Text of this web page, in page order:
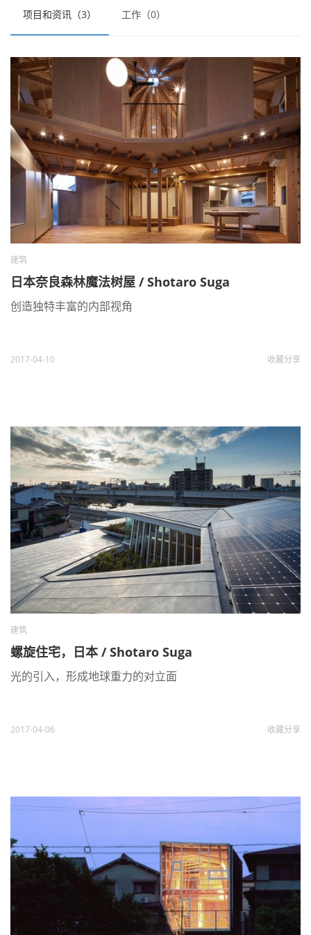
项目和资讯（3） 工作（0）
建筑
日本奈良森林魔法树屋 / Shotaro Suga
创造独特丰富的内部视角
2017-04-10 收藏分享
建筑
螺旋住宅，日本 / Shotaro Suga
光的引入，形成地球重力的对立面
2017-04-06 收藏分享